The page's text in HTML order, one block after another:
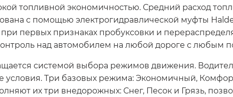
топливной экономичностью. Средний расход
с помощью электрогидравлической муфты
первых признаках пробуксовки и
над автомобилем на любой дороге с любым
системой выбора режимов движения.
условия. Три базовых режима: Экономичный,
их три внедорожных: Снег, Песок и Грязь,